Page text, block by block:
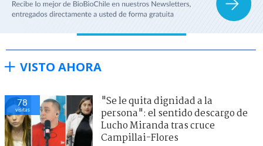
VISTO AHORA
78
visitas
"Se le quita dignidad a la
persona": el sentido descargo de
Lucho Miranda tras cruce
Campillai-Flores